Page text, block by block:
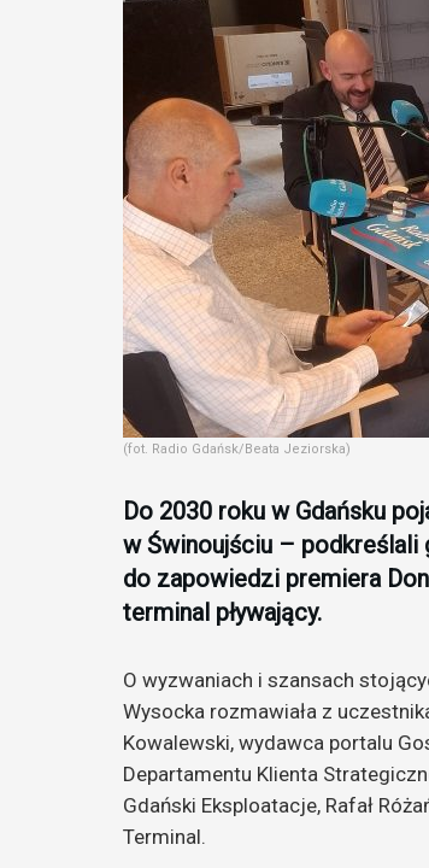
(fot. Radio Gdańsk/Beata Jeziorska)
Do 2030 roku w Gdańsku
w Świnoujściu – podkreślali
do zapowiedzi premiera
terminal pływający.
O wyzwaniach i szansach
Wysocka rozmawiała z
Kowalewski, wydawca portalu
Departamentu Klienta
Gdański Eksploatacje, Rafał
Terminal.